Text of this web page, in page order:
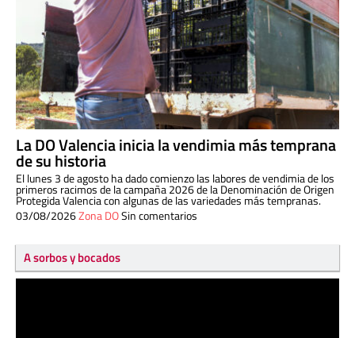
La DO Valencia inicia la vendimia más temprana
de su historia
El lunes 3 de agosto ha dado comienzo las labores de vendimia de los
primeros racimos de la campaña 2026 de la Denominación de Origen
Protegida Valencia con algunas de las variedades más tempranas.
03/08/2026Zona DOSin comentarios
A sorbos y bocados